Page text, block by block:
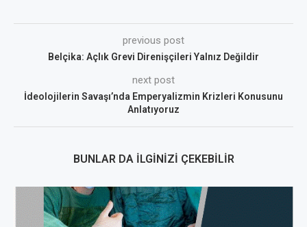
previous post
Belçika: Açlık Grevi Direnişçileri Yalnız Değildir
next post
İdeolojilerin Savaşı’nda Emperyalizmin Krizleri Konusunu
Anlatıyoruz
BUNLAR DA İLGINIZI ÇEKEBILIR